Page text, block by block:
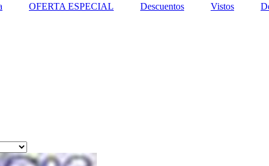
OFERTA ESPECIAL Descuentos Vistos